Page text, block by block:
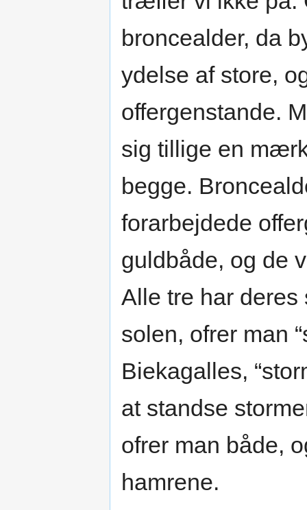
broncealder, da
ydelse af store,
offergenstande.
sig tillige en
begge.
forarbejdede
guldbåde, og de
Alle tre har
solen, ofrer man
Biekagalles,
at standse
ofrer man både,
hamrene.